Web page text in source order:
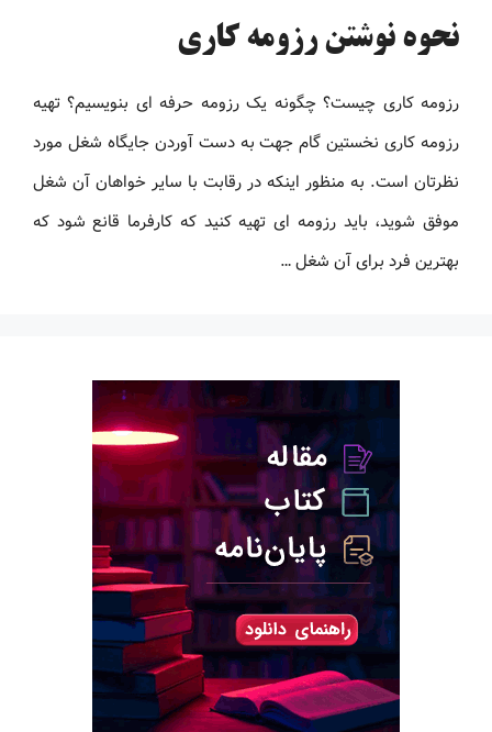
نحوه نوشتن رزومه کاری
رزومه کاری چیست؟ چگونه یک رزومه حرفه ای بنویسیم؟ تهیه
رزومه کاری نخستین گام جهت به دست آوردن جایگاه شغل مورد
نظرتان است. به منظور اینکه در رقابت با سایر خواهان آن شغل
موفق شوید، باید رزومه ‌ای تهیه کنید که کارفرما قانع شود که
بهترین فرد برای آن شغل …